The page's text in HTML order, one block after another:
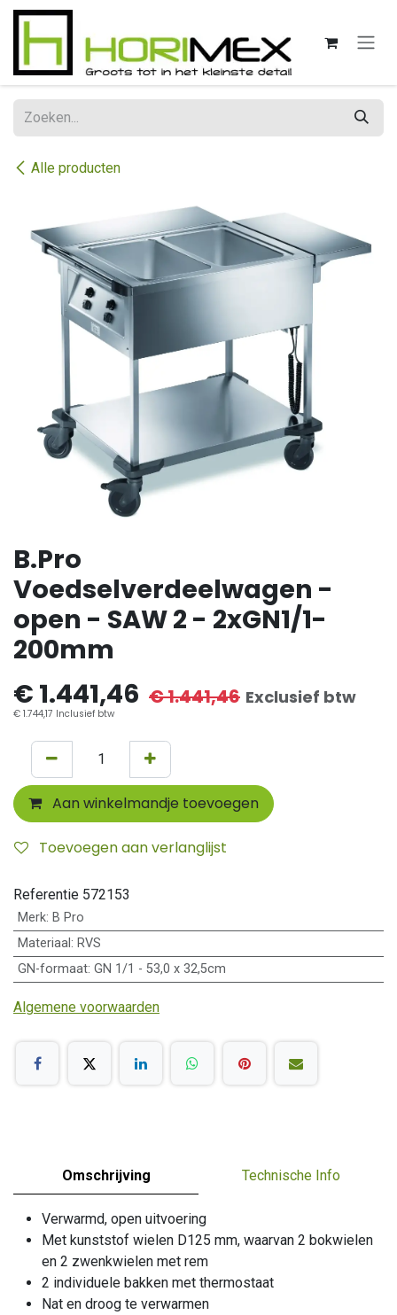
Overslaan naar inhoud
Alle producten
B.Pro
Voedselverdeelwagen -
open - SAW 2 - 2xGN1/1-
200mm
€ 1.441,46 €1.441,46 Exclusief btw
€ 1.744,17 Inclusief btw
Aan winkelmandje toevoegen
Toevoegen aan verlanglijst
Referentie 572153
Merk: B Pro
Materiaal : RVS
GN-formaat: GN 1/1 - 53,0 x 32,5cm
Algemene voorwaarden
Omschrijving Technische Info
Verwarmd, open uitvoering
Met kunststof wielen D125 mm, waarvan 2 bokwielen
en 2 zwenkwielen met rem
2 individuele bakken met thermostaat
Nat en droog te verwarmen